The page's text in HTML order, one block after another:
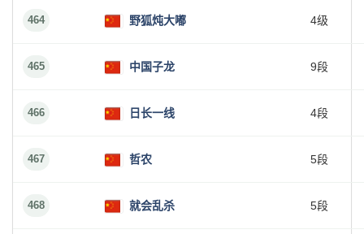
464 野狐炖大嘟 4级
465 中国子龙 9段
466 日长一线 4段
467 哲农 5段
468 就会乱杀 5段